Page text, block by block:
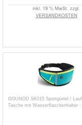
inkl. 19 % MwSt. zzgl.
VERSANDKOSTEN
GOUNOD SK015 Sportgürtel /
Tasche mit Wasserflaschenhalter -